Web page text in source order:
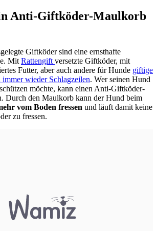
Anti-Giftköder-Maulkorb
Giftköder sind eine ernsthafte
Mit Rattengift versetzte Giftköder, mit
Futter, aber auch andere für Hunde giftige
wieder Schlagzeilen. Wer seinen Hund
möchte, kann einen Anti-Giftköder-
Durch den Maulkorb kann der Hund beim
vom Boden fressen und läuft damit keine
zu fressen.